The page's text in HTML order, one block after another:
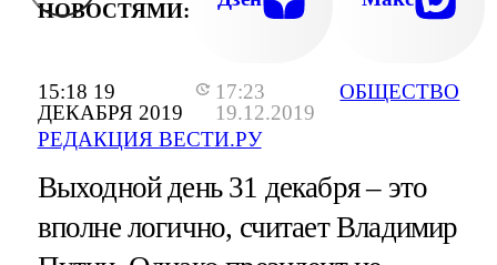
15:18 19
ДЕКАБРЯ 2019
17:23
19.12.2019
РЕДАКЦИЯ ВЕСТИ.РУ
ОБЩЕСТВО
НОВОСТЯМИ:
Выходной день 31 декабря – это
вполне логично, считает Владимир